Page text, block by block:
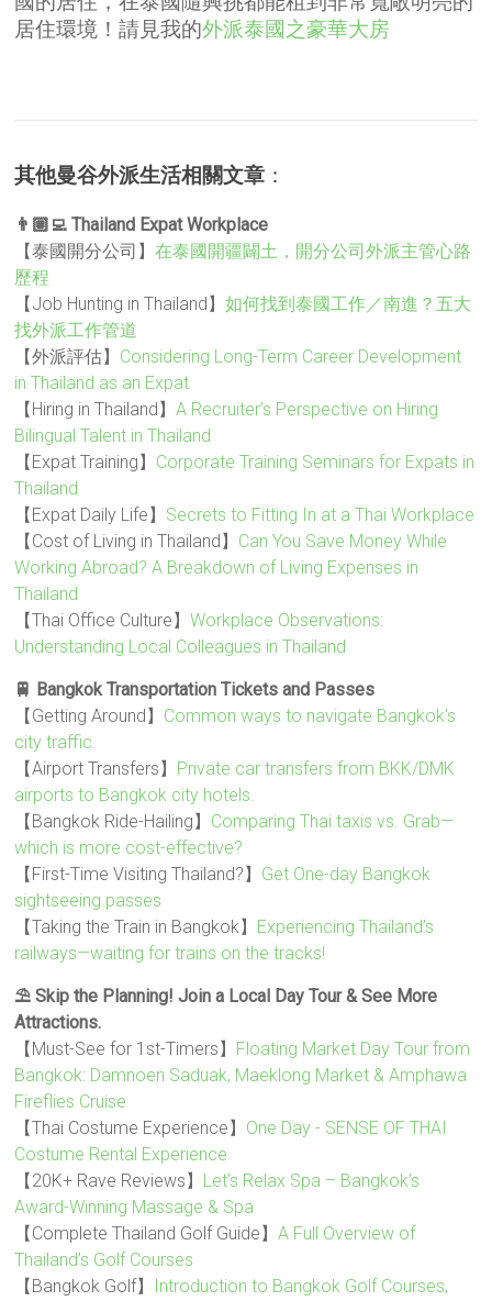
居住環境！請見我的外派泰國之豪華大房
其他曼谷外派生活相關文章 ：
👨🏽‍💻 Thailand Expat Workplace
【泰國開分公司】在泰國開疆闢土，開分公司外派主管心路
歷程
【Job Hunting in Thailand】如何找到泰國工作／南進？五大
找外派工作管道
【外派評估】 Considering Long-Term Career Development
in Thailand as an Expat
【Hiring in Thailand】A Recruiter’s Perspective on Hiring
Bilingual Talent in Thailand
【Expat Training】 Corporate Training Seminars for Expats in
Thailand
【Expat Daily Life】 Secrets to Fitting In at a Thai Workplace
【Cost of Living in Thailand】 Can You Save Money While
Working Abroad? A Breakdown of Living Expenses in
Thailand
【Thai Office Culture】Workplace Observations:
Understanding Local Colleagues in Thailand
🚆 Bangkok Transportation Tickets and Passes
【Getting Around】 Common ways to navigate Bangkok’s
city traffic.
【Airport Transfers】 Private car transfers from BKK/DMK
airports to Bangkok city hotels.
【Bangkok Ride-Hailing】 Comparing Thai taxis vs. Grab—
which is more cost-effective?
【First-Time Visiting Thailand?】 Get One-day Bangkok
sightseeing passes
【Taking the Train in Bangkok】 Experiencing Thailand’s
railways—waiting for trains on the tracks!
⛱️ Skip the Planning! Join a Local Day Tour & See More
Attractions.
【Must-See for 1st-Timers】 Floating Market Day Tour from
Bangkok: Damnoen Saduak, Maeklong Market & Amphawa
Fireflies Cruise
【Thai Costume Experience】 One Day - SENSE OF THAI
Costume Rental Experience
【20K+ Rave Reviews】 Let’s Relax Spa – Bangkok’s
Award-Winning Massage & Spa
【Complete Thailand Golf Guide】A Full Overview of
Thailand’s Golf Courses
【Bangkok Golf】
Introduction to Bangkok Golf Courses,